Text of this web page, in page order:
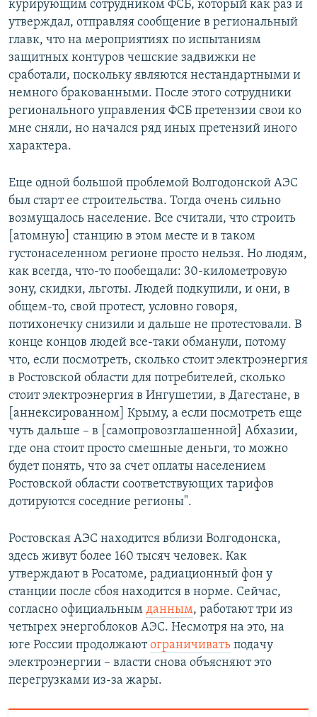
курирующим сотрудником ФСБ, который как раз и
утверждал, отправляя сообщение в региональный
главк, что на мероприятиях по испытаниям
защитных контуров чешские задвижки не
сработали, поскольку являются нестандартными и
немного бракованными. После этого сотрудники
регионального управления ФСБ претензии свои ко
мне сняли, но начался ряд иных претензий иного
характера.
Еще одной большой проблемой Волгодонской АЭС
был старт ее строительства. Тогда очень сильно
возмущалось население. Все считали, что строить
[атомную] станцию в этом месте и в таком
густонаселенном регионе просто нельзя. Но людям,
как всегда, что-то пообещали: 30-километровую
зону, скидки, льготы. Людей подкупили, и они, в
общем-то, свой протест, условно говоря,
потихонечку снизили и дальше не протестовали. В
конце концов людей все-таки обманули, потому
что, если посмотреть, сколько стоит электроэнергия
в Ростовской области для потребителей, сколько
стоит электроэнергия в Ингушетии, в Дагестане, в
[аннексированном] Крыму, а если посмотреть еще
чуть дальше – в [самопровозглашенной] Абхазии,
где она стоит просто смешные деньги, то можно
будет понять, что за счет оплаты населением
Ростовской области соответствующих тарифов
дотируются соседние регионы".
Ростовская АЭС находится вблизи Волгодонска,
здесь живут более 160 тысяч человек. Как
утверждают в Росатоме, радиационный фон у
станции после сбоя находится в норме. Сейчас,
согласно официальным данным, работают три из
четырех энергоблоков АЭС. Несмотря на это, на
юге России продолжаютограничивать подачу
электроэнергии – власти снова объясняют это
перегрузками из-за жары.